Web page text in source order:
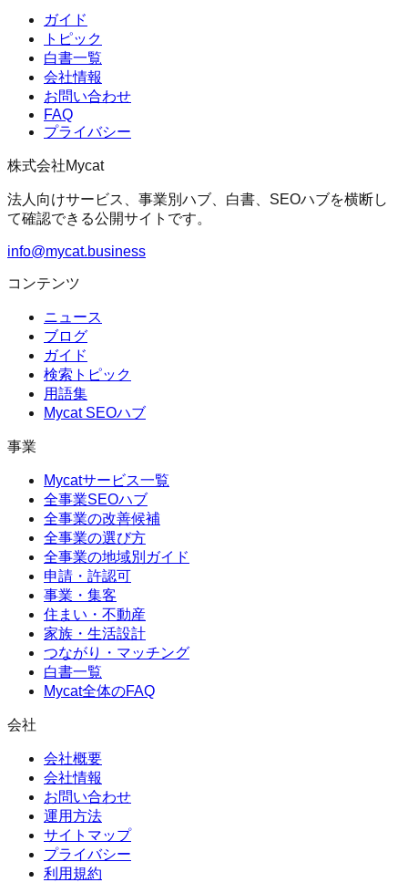
ガイド
トピック
白書一覧
会社情報
お問い合わせ
FAQ
プライバシー
株式会社Mycat
法人向けサービス、事業別ハブ、白書、SEOハブを横断し
て確認できる公開サイトです。
info@mycat.business
コンテンツ
ニュース
ブログ
ガイド
検索トピック
用語集
Mycat SEOハブ
事業
Mycatサービス一覧
全事業SEOハブ
全事業の改善候補
全事業の選び方
全事業の地域別ガイド
申請・許認可
事業・集客
住まい・不動産
家族・生活設計
つながり・マッチング
白書一覧
Mycat全体のFAQ
会社
会社概要
会社情報
お問い合わせ
運用方法
サイトマップ
プライバシー
利用規約